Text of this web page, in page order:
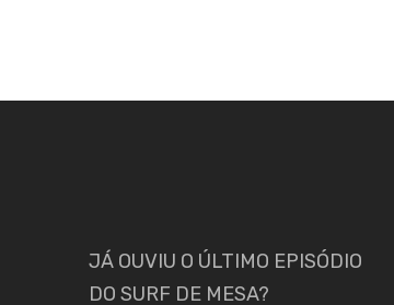
JÁ OUVIU O ÚLTIMO EPISÓDIO
DO SURF DE MESA?